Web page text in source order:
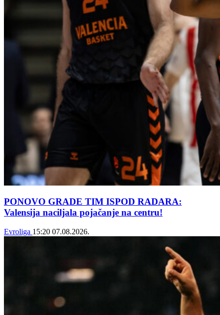
PONOVO GRADE TIM ISPOD RADARA:
Valensija naciljala pojačanje na centru!
Evroliga 15:20 07.08.2026.